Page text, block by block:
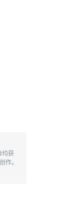
均获
作。